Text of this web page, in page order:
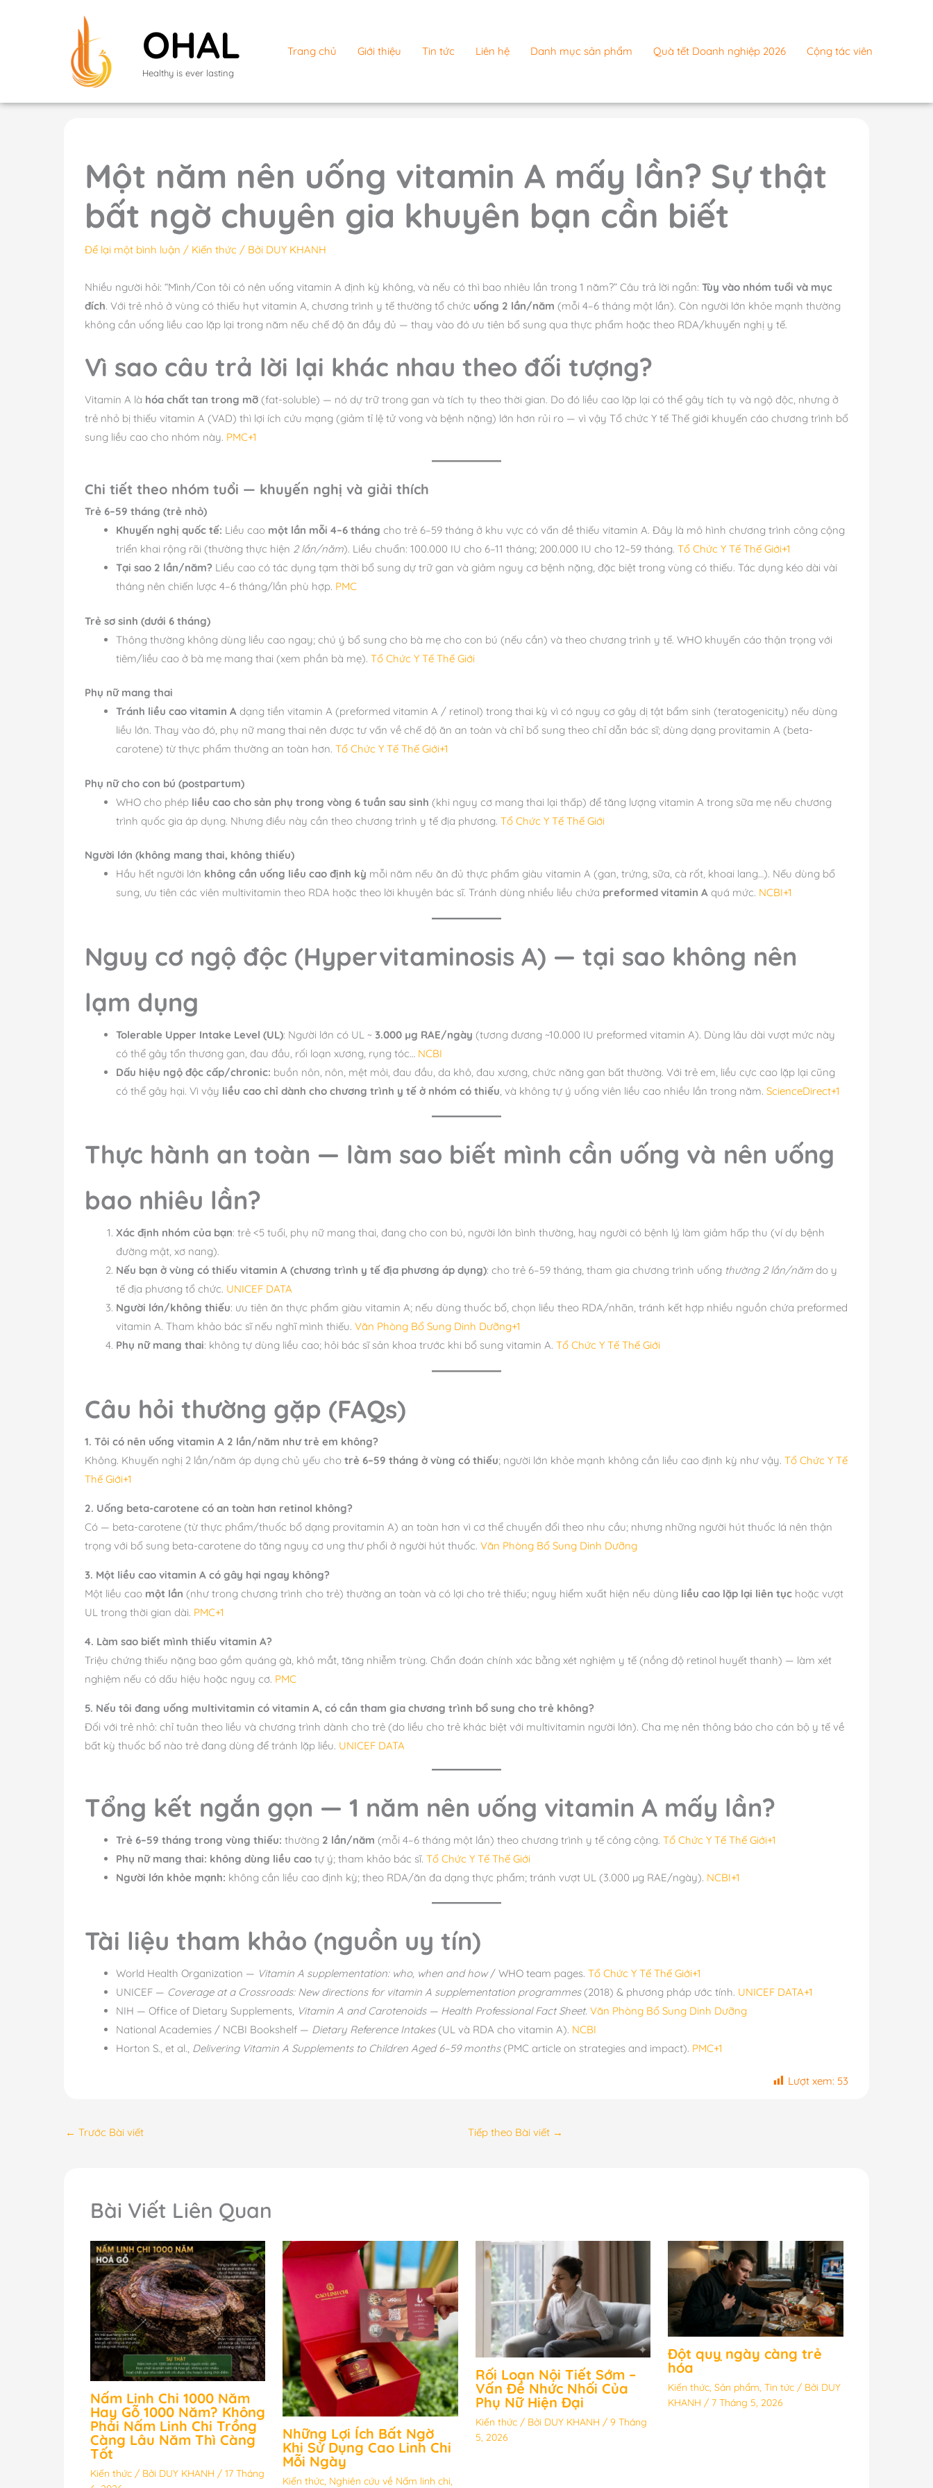
OHAL
Healthy is ever lasting
Trang chủ Giới thiệu Tin tức Liên hệ Danh mục sản phẩm Quà tết Doanh nghiệp 2026 Cộng tác viên
Một năm nên uống vitamin A mấy lần? Sự thật
bất ngờ chuyên gia khuyên bạn cần biết
Để lại một bình luận / Kiến thức / Bởi DUY KHANH
Nhiều người hỏi: “Mình/Con tôi có nên uống vitamin A định kỳ không, và nếu có thì bao nhiêu lần trong 1 năm?” Câu trả lời ngắn: Tùy vào nhóm tuổi và mục
đích. Với trẻ nhỏ ở vùng có thiếu hụt vitamin A, chương trình y tế thường tổ chức uống 2 lần/năm (mỗi 4–6 tháng một lần). Còn người lớn khỏe mạnh thường
không cần uống liều cao lặp lại trong năm nếu chế độ ăn đầy đủ — thay vào đó ưu tiên bổ sung qua thực phẩm hoặc theo RDA/khuyến nghị y tế.
Vì sao câu trả lời lại khác nhau theo đối tượng?
Vitamin A là hóa chất tan trong mỡ (fat-soluble) — nó dự trữ trong gan và tích tụ theo thời gian. Do đó liều cao lặp lại có thể gây tích tụ và ngộ độc, nhưng ở
trẻ nhỏ bị thiếu vitamin A (VAD) thì lợi ích cứu mạng (giảm tỉ lệ tử vong và bệnh nặng) lớn hơn rủi ro — vì vậy Tổ chức Y tế Thế giới khuyến cáo chương trình bổ
sung liều cao cho nhóm này. PMC+1
Chi tiết theo nhóm tuổi — khuyến nghị và giải thích
Trẻ 6–59 tháng (trẻ nhỏ)
Khuyến nghị quốc tế: Liều cao một lần mỗi 4–6 tháng cho trẻ 6–59 tháng ở khu vực có vấn đề thiếu vitamin A. Đây là mô hình chương trình công cộng
triển khai rộng rãi (thường thực hiện 2 lần/năm). Liều chuẩn: 100.000 IU cho 6–11 tháng; 200.000 IU cho 12–59 tháng. Tổ Chức Y Tế Thế Giới+1
Tại sao 2 lần/năm? Liều cao có tác dụng tạm thời bổ sung dự trữ gan và giảm nguy cơ bệnh nặng, đặc biệt trong vùng có thiếu. Tác dụng kéo dài vài
tháng nên chiến lược 4–6 tháng/lần phù hợp. PMC
Trẻ sơ sinh (dưới 6 tháng)
Thông thường không dùng liều cao ngay; chú ý bổ sung cho bà mẹ cho con bú (nếu cần) và theo chương trình y tế. WHO khuyến cáo thận trọng với
tiêm/liều cao ở bà mẹ mang thai (xem phần bà mẹ). Tổ Chức Y Tế Thế Giới
Phụ nữ mang thai
Tránh liều cao vitamin A dạng tiền vitamin A (preformed vitamin A / retinol) trong thai kỳ vì có nguy cơ gây dị tật bẩm sinh (teratogenicity) nếu dùng
liều lớn. Thay vào đó, phụ nữ mang thai nên được tư vấn về chế độ ăn an toàn và chỉ bổ sung theo chỉ dẫn bác sĩ; dùng dạng provitamin A (beta-
carotene) từ thực phẩm thường an toàn hơn. Tổ Chức Y Tế Thế Giới+1
Phụ nữ cho con bú (postpartum)
WHO cho phép liều cao cho sản phụ trong vòng 6 tuần sau sinh (khi nguy cơ mang thai lại thấp) để tăng lượng vitamin A trong sữa mẹ nếu chương
trình quốc gia áp dụng. Nhưng điều này cần theo chương trình y tế địa phương. Tổ Chức Y Tế Thế Giới
Người lớn (không mang thai, không thiếu)
Hầu hết người lớn không cần uống liều cao định kỳ mỗi năm nếu ăn đủ thực phẩm giàu vitamin A (gan, trứng, sữa, cà rốt, khoai lang…). Nếu dùng bổ
sung, ưu tiên các viên multivitamin theo RDA hoặc theo lời khuyên bác sĩ. Tránh dùng nhiều liều chứa preformed vitamin A quá mức. NCBI+1
Nguy cơ ngộ độc (Hypervitaminosis A) — tại sao không nên
lạm dụng
Tolerable Upper Intake Level (UL): Người lớn có UL ~ 3.000 µg RAE/ngày (tương đương ~10.000 IU preformed vitamin A). Dùng lâu dài vượt mức này
có thể gây tổn thương gan, đau đầu, rối loạn xương, rụng tóc… NCBI
Dấu hiệu ngộ độc cấp/chronic: buồn nôn, nôn, mệt mỏi, đau đầu, da khô, đau xương, chức năng gan bất thường. Với trẻ em, liều cực cao lặp lại cũng
có thể gây hại. Vì vậy liều cao chỉ dành cho chương trình y tế ở nhóm có thiếu , và không tự ý uống viên liều cao nhiều lần trong năm. ScienceDirect+1
Thực hành an toàn — làm sao biết mình cần uống và nên uống
bao nhiêu lần?
Xác định nhóm của bạn: trẻ <5 tuổi, phụ nữ mang thai, đang cho con bú, người lớn bình thường, hay người có bệnh lý làm giảm hấp thu (ví dụ bệnh
đường mật, xơ nang).
Nếu bạn ở vùng có thiếu vitamin A (chương trình y tế địa phương áp dụng): cho trẻ 6–59 tháng, tham gia chương trình uống thường 2 lần/năm do y
tế địa phương tổ chức. UNICEF DATA
Người lớn/không thiếu: ưu tiên ăn thực phẩm giàu vitamin A; nếu dùng thuốc bổ, chọn liều theo RDA/nhãn, tránh kết hợp nhiều nguồn chứa preformed
vitamin A. Tham khảo bác sĩ nếu nghĩ mình thiếu. Văn Phòng Bổ Sung Dinh Dưỡng+1
Phụ nữ mang thai: không tự dùng liều cao; hỏi bác sĩ sản khoa trước khi bổ sung vitamin A. Tổ Chức Y Tế Thế Giới
Câu hỏi thường gặp (FAQs)
1. Tôi có nên uống vitamin A 2 lần/năm như trẻ em không?
Không. Khuyến nghị 2 lần/năm áp dụng chủ yếu cho trẻ 6–59 tháng ở vùng có thiếu; người lớn khỏe mạnh không cần liều cao định kỳ như vậy. Tổ Chức Y Tế
Thế Giới+1
2. Uống beta-carotene có an toàn hơn retinol không?
Có — beta-carotene (từ thực phẩm/thuốc bổ dạng provitamin A) an toàn hơn vì cơ thể chuyển đổi theo nhu cầu; nhưng những người hút thuốc lá nên thận
trọng với bổ sung beta-carotene do tăng nguy cơ ung thư phổi ở người hút thuốc. Văn Phòng Bổ Sung Dinh Dưỡng
3. Một liều cao vitamin A có gây hại ngay không?
Một liều cao một lần (như trong chương trình cho trẻ) thường an toàn và có lợi cho trẻ thiếu; nguy hiểm xuất hiện nếu dùng liều cao lặp lại liên tục hoặc vượt
UL trong thời gian dài. PMC+1
4. Làm sao biết mình thiếu vitamin A?
Triệu chứng thiếu nặng bao gồm quáng gà, khô mắt, tăng nhiễm trùng. Chẩn đoán chính xác bằng xét nghiệm y tế (nồng độ retinol huyết thanh) — làm xét
nghiệm nếu có dấu hiệu hoặc nguy cơ. PMC
5. Nếu tôi đang uống multivitamin có vitamin A, có cần tham gia chương trình bổ sung cho trẻ không?
Đối với trẻ nhỏ: chỉ tuân theo liều và chương trình dành cho trẻ (do liều cho trẻ khác biệt với multivitamin người lớn). Cha mẹ nên thông báo cho cán bộ y tế về
bất kỳ thuốc bổ nào trẻ đang dùng để tránh lặp liều. UNICEF DATA
Tổng kết ngắn gọn — 1 năm nên uống vitamin A mấy lần?
Trẻ 6–59 tháng trong vùng thiếu: thường 2 lần/năm (mỗi 4–6 tháng một lần) theo chương trình y tế công cộng. Tổ Chức Y Tế Thế Giới+1
Phụ nữ mang thai: không dùng liều cao tự ý; tham khảo bác sĩ. Tổ Chức Y Tế Thế Giới
Người lớn khỏe mạnh: không cần liều cao định kỳ; theo RDA/ăn đa dạng thực phẩm; tránh vượt UL (3.000 µg RAE/ngày). NCBI+1
Tài liệu tham khảo (nguồn uy tín)
World Health Organization — Vitamin A supplementation: who, when and how/ WHO team pages. Tổ Chức Y Tế Thế Giới+1
UNICEF — Coverage at a Crossroads: New directions for vitamin A supplementation programmes(2018) & phương pháp ước tính. UNICEF DATA+1
NIH — Office of Dietary Supplements, Vitamin A and Carotenoids — Health Professional Fact Sheet. Văn Phòng Bổ Sung Dinh Dưỡng
National Academies / NCBI Bookshelf — Dietary Reference Intakes(UL và RDA cho vitamin A). NCBI
Horton S., et al., Delivering Vitamin A Supplements to Children Aged 6–59 months(PMC article on strategies and impact). PMC+1
Lượt xem: 53
← Trước Bài viết Tiếp theo Bài viết →
Bài Viết Liên Quan
Nấm Linh Chi 1000 Năm
Hay Gỗ 1000 Năm? Không
Phải Nấm Linh Chi Trồng
Càng Lâu Năm Thì Càng
Tốt
Kiến thức/ Bởi DUY KHANH / 17 Tháng
Những Lợi Ích Bất Ngờ
Khi Sử Dụng Cao Linh Chi
Mỗi Ngày
Kiến thức, Nghiên cứu về Nấm linh chi,
Rối Loạn Nội Tiết Sớm –
Vấn Đề Nhức Nhối Của
Phụ Nữ Hiện Đại
Kiến thức/ Bởi DUY KHANH / 9 Tháng
5, 2026
Đột quỵ ngày càng trẻ
hóa
Kiến thức, Sản phẩm, Tin tức / Bởi DUY
KHANH / 7 Tháng 5, 2026